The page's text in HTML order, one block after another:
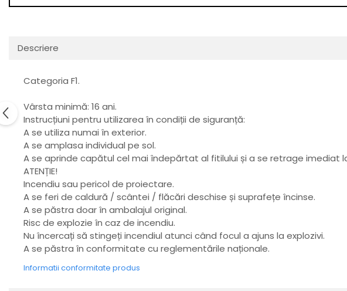
Descriere
Categoria F1.
Vârsta minimă: 16 ani.
Instrucțiuni pentru utilizarea în condiții de siguranță:
A se utiliza numai în exterior.
A se amplasa individual pe sol.
A se aprinde capătul cel mai îndepărtat al fitilului și a se retrage imediat
ATENȚIE!
Incendiu sau pericol de proiectare.
A se feri de caldură / scântei / flăcări deschise și suprafețe încinse.
A se păstra doar în ambalajul original.
Risc de explozie în caz de incendiu.
Nu încercați să stingeți incendiul atunci când focul a ajuns la explozivi.
A se păstra în conformitate cu reglementările naționale.
Informatii conformitate produs